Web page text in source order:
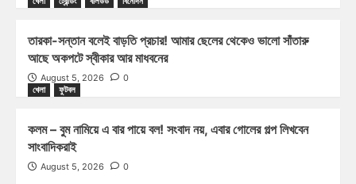
তারকা-সন্তান বলেই বাড়তি প্রচার! আমার ছেলের থেকেও ভালো সাঁতারু
আছে অকপটে স্বীকার আর মাধবনের
August 5, 2026
0
খেলা
ফুটবল
কলম – বুম নামিয়ে এ বার পায়ে বল! সংবাদ নয়, এবার গোলের গল্প লিখবেন
সাংবাদিকরাই
August 5, 2026 0